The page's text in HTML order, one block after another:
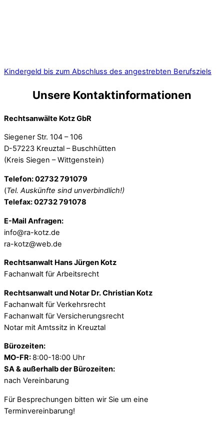
Kindergeld bis zum Abschluss des angestrebten Berufsziels
Unsere Kontaktinformationen
Rechtsanwälte Kotz GbR
Siegener Str. 104 – 106
D-57223 Kreuztal – Buschhütten
(Kreis Siegen – Wittgenstein)
Telefon: 02732 791079
(Tel. Auskünfte sind unverbindlich!)
Telefax: 02732 791078
E-Mail Anfragen:
info@ra-kotz.de
ra-kotz@web.de
Rechtsanwalt Hans Jürgen Kotz
Fachanwalt für Arbeitsrecht
Rechtsanwalt und Notar Dr. Christian Kotz
Fachanwalt für Verkehrsrecht
Fachanwalt für Versicherungsrecht
Notar mit Amtssitz in Kreuztal
Bürozeiten:
MO-FR: 8:00-18:00 Uhr
SA & außerhalb der Bürozeiten:
nach Vereinbarung
Für Besprechungen bitten wir Sie um eine
Terminvereinbarung!